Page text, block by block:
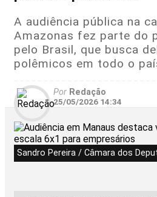
A audiência pública na
Amazonas fez parte do
pelo Brasil, que busca
polêmicos em todo o
Por Redação
25/05/2026 14:34
Sandro Pereira / Câmara dos